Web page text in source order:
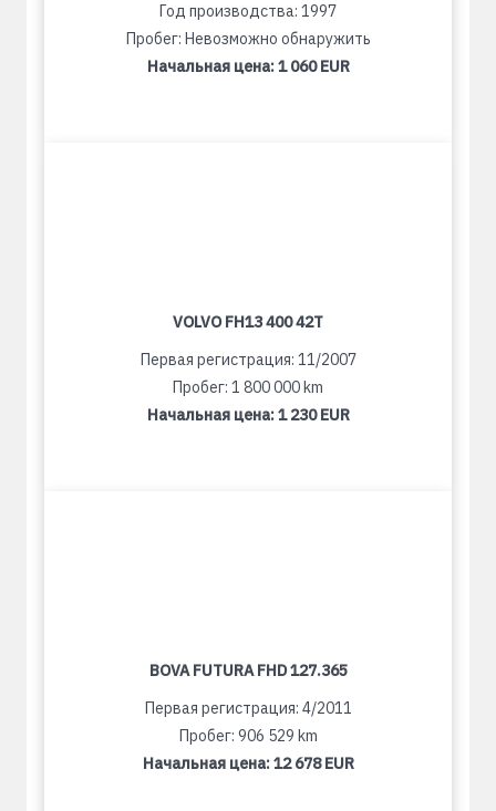
Год производства: 1997
Пробег: Невозможно обнаружить
Начальная цена:1 060 EUR
VOLVO FH13 400 42T
Первая регистрация: 11/2007
Пробег: 1 800 000 km
Начальная цена:1 230 EUR
BOVA FUTURA FHD 127.365
Первая регистрация: 4/2011
Пробег: 906 529 km
Начальная цена:12 678 EUR